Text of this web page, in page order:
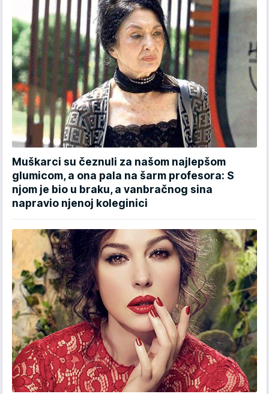
Muškarci su čeznuli za našom najlepšom
glumicom, a ona pala na šarm profesora: S
njom je bio u braku, a vanbračnog sina
napravio njenoj koleginici